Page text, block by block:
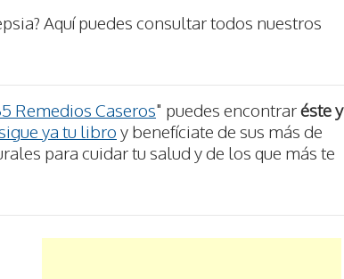
Aquí puedes consultar todos nuestros
Remedios Caseros" puedes encontraréste y
ya tu libro y benefíciate de sus más de
para cuidar tu salud y de los que más te